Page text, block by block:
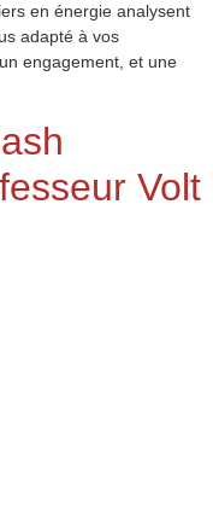
en énergie analysent
adapté à vos
engagement, et une
Volt